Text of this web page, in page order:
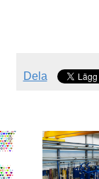
Dela